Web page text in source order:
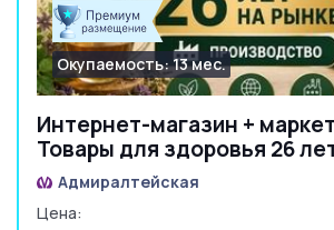
Интернет-магазин +
Товары для здоровья 26
Окупаемость: 13 мес.
Адмиралтейская
Цена: